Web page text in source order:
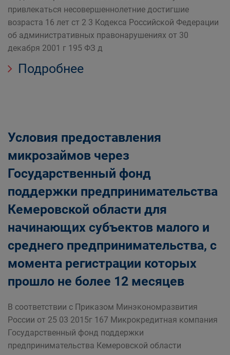
привлекаться несовершеннолетние достигшие
возраста 16 лет ст 2 3 Кодекса Российской Федерации
об административных правонарушениях от 30
декабря 2001 г 195 ФЗ д
Подробнее
Условия предоставления
микрозаймов через
Государственный фонд
поддержки предпринимательства
Кемеровской области для
начинающих субъектов малого и
среднего предпринимательства, с
момента регистрации которых
прошло не более 12 месяцев
В соответствии с Приказом Минэкономразвития
России от 25 03 2015г 167 Микрокредитная компания
Государственный фонд поддержки
предпринимательства Кемеровской области